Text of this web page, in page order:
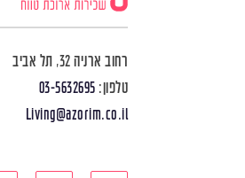
רחוב ארניה 32, תל אביב
טלפון: 03-5632695
Living@azorim.co.il